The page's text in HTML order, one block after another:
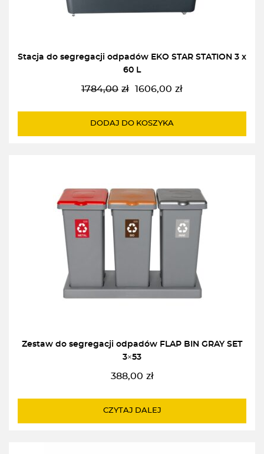
Stacja do segregacji odpadów EKO STAR STATION 3 x
60 L
1784,00 zł
Pierwotna
wynosiła:
1606,00 zł
Aktualna
wynosi:
DODAJ DO KOSZYKA
Zestaw do segregacji odpadów FLAP BIN GRAY SET
3×53
388,00 zł
CZYTAJ DALEJ